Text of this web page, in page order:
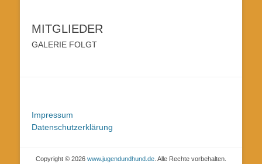
MITGLIEDER
GALERIE FOLGT
Impressum
Datenschutzerklärung
Copyright © 2026 www.jugendundhund.de . Alle Rechte vorbehalten.